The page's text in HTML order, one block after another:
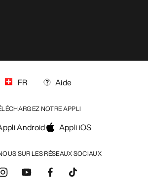
SUR LES RÉSEAUX SOCIAUX
FR Aide
NOTRE APPLI
Android Appli iOS